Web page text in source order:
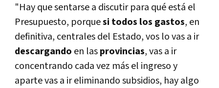
"Hay que sentarse a discutir para qué está el
Presupuesto, porquesi todos los gastos, en
definitiva, centrales del Estado, vos lo vas a ir
descargando en lasprovincias, vas a ir
concentrando cada vez más el ingreso y
aparte vas a ir eliminando subsidios, hay algo